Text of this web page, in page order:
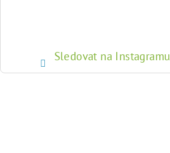
Sledovat na Instagramu